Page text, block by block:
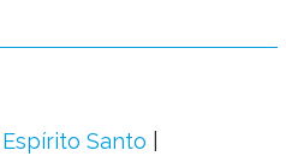
Espírito Santo